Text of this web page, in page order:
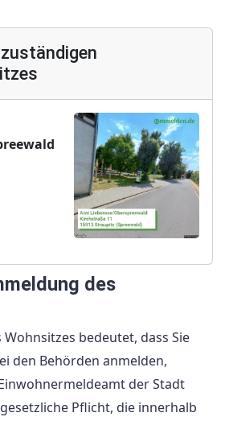
des
bedeutet, dass Sie
den Behörden anmelden,
der Stadt
Pflicht, die innerhalb